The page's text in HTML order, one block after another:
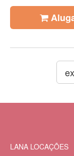
LANA LOCAÇÕES